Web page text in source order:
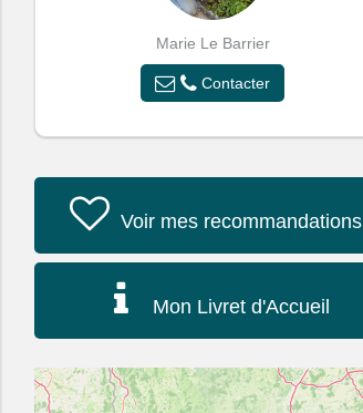
Marie Le Barrier
Contacter
Voir mes recommandations
Mon Livret d'Accueil